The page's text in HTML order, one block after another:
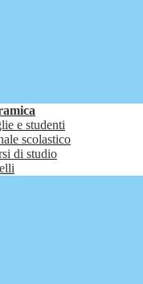
e studenti
scolastico
di studio